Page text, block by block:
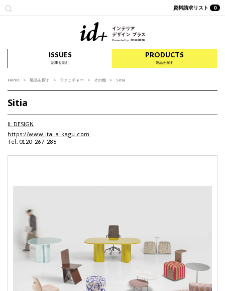
資料請求リスト 0
ISSUES
記事を読む
PRODUCTS
製品を探す
Home 製品を探す ファニチャー その他 Sitia
Sitia
IL DESIGN
https://www.italia-kagu.com
Tel. 0120-267-286